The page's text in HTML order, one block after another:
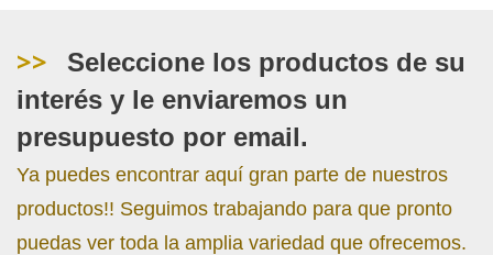
>>
Seleccione los productos de su
interés y le enviaremos un
presupuesto por email.
Ya puedes encontrar aquí gran parte de nuestros
productos!! Seguimos trabajando para que pronto
puedas ver toda la amplia variedad que ofrecemos.